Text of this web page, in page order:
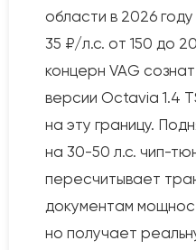
области в 2026
35 ₽/л.с. от 150 до
концерн VAG
версии Octavia 1.4
на эту границу.
на 30-50 л.с. чип-
пересчитывает
документам
но получает